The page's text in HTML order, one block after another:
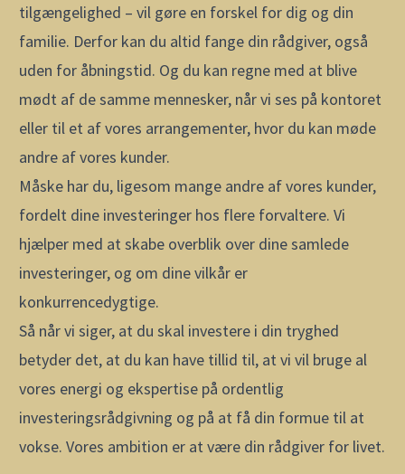
tilgængelighed – vil gøre en forskel for dig og din
familie. Derfor kan du altid fange din rådgiver, også
uden for åbningstid. Og du kan regne med at blive
mødt af de samme mennesker, når vi ses på kontoret
eller til et af vores arrangementer, hvor du kan møde
andre af vores kunder.
Måske har du, ligesom mange andre af vores kunder,
fordelt dine investeringer hos flere forvaltere. Vi
hjælper med at skabe overblik over dine samlede
investeringer, og om dine vilkår er
konkurrencedygtige.
Så når vi siger, at du skal investere i din tryghed
betyder det, at du kan have tillid til, at vi vil bruge al
vores energi og ekspertise på ordentlig
investeringsrådgivning og på at få din formue til at
vokse. Vores ambition er at være din rådgiver for livet.